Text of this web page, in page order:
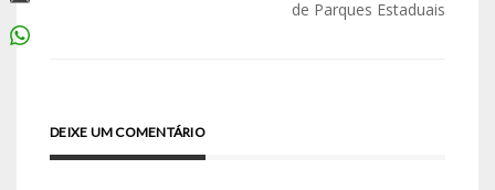
de Parques Estaduais
DEIXE UM COMENTÁRIO